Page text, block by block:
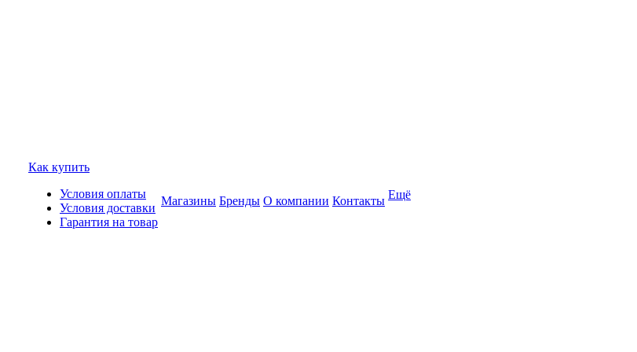
Как купить
Условия оплаты
Условия доставки
Гарантия на товар
Магазины Бренды О компании Контакты Ещё